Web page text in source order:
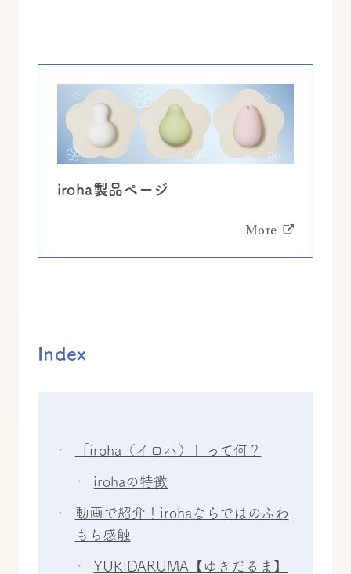
iroha製品ページ
More
Index
「iroha（イロハ）」って何？
irohaの特徴
動画で紹介！irohaならではのふわ
もち感触
YUKIDARUMA【ゆきだるま】